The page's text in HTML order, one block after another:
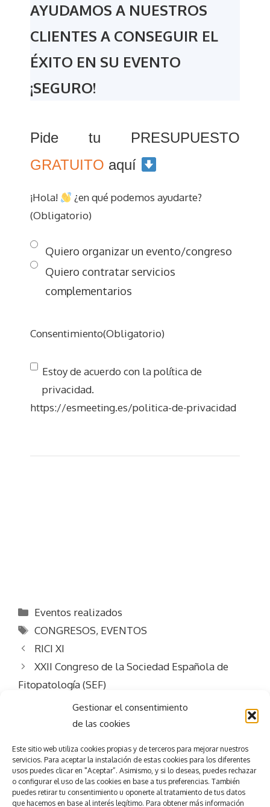
Gestionar el consentimiento
de las cookies
Este sitio web utiliza cookies propias y de terceros para mejorar nuestros
servicios. Para aceptar la instalación de estas cookies para los diferentes
usos puedes clicar en "Aceptar”. Asimismo, y si lo deseas, puedes rechazar
o configurar el uso de las cookies en base a tus preferencias. También
puedes retirar tu consentimiento u oponerte al tratamiento de tus datos
que hacemos en base al interés legítimo. Para obtener más información
AYUDAMOS A NUESTROS
CLIENTES A CONSEGUIR EL
ÉXITO EN SU EVENTO
¡SEGURO!
Pide tu PRESUPUESTO
GRATUITO aquí
¡Hola!
¿en qué podemos ayudarte?
(Obligatorio)
Quiero organizar un evento/congreso
Quiero contratar servicios
complementarios
Consentimiento(Obligatorio)
Estoy de acuerdo con la política de
privacidad.
https://esmeeting.es/politica-de-privacidad
Categorías
Eventos realizados
Etiquetas
CONGRESOS, EVENTOS
RICI XI
XXII Congreso de la Sociedad Española de
Fitopatología (SEF)
Consigue eléxito